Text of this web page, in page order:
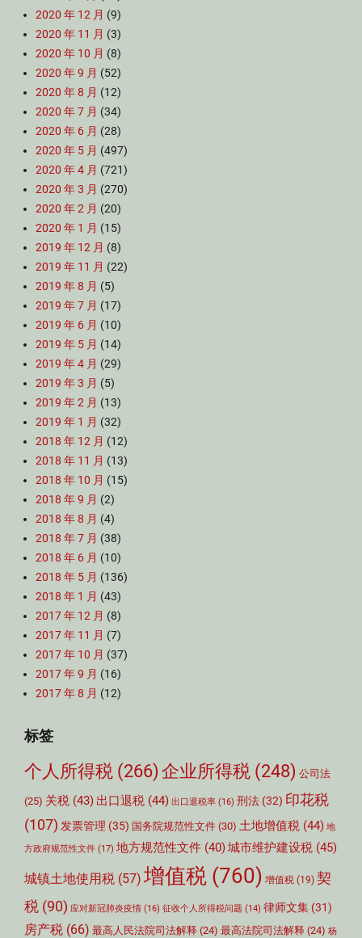
2020 年 12 月 (9)
2020 年 11 月 (3)
2020 年 10 月 (8)
2020 年 9 月 (52)
2020 年 8 月 (12)
2020 年 7 月 (34)
2020 年 6 月 (28)
2020 年 5 月 (497)
2020 年 4 月 (721)
2020 年 3 月 (270)
2020 年 2 月 (20)
2020 年 1 月 (15)
2019 年 12 月 (8)
2019 年 11 月 (22)
2019 年 8 月 (5)
2019 年 7 月 (17)
2019 年 6 月 (10)
2019 年 5 月 (14)
2019 年 4 月 (29)
2019 年 3 月 (5)
2019 年 2 月 (13)
2019 年 1 月 (32)
2018 年 12 月 (12)
2018 年 11 月 (13)
2018 年 10 月 (15)
2018 年 9 月 (2)
2018 年 8 月 (4)
2018 年 7 月 (38)
2018 年 6 月 (10)
2018 年 5 月 (136)
2018 年 1 月 (43)
2017 年 12 月 (8)
2017 年 11 月 (7)
2017 年 10 月 (37)
2017 年 9 月 (16)
2017 年 8 月 (12)
标签
个人所得税 (266) 企业所得税 (248) 公司法
(25) 关税 (43) 出口退税 (44) 出口退税率 (16) 刑法 (32) 印花税
(107) 发票管理 (35) 国务院规范性文件 (30) 土地增值税 (44) 地
方政府规范性文件 (17) 地方规范性文件 (40)城市维护建设税 (45)
城镇土地使用税 (57) 增值税 (760) 增值税 (19) 契
税 (90) 应对新冠肺炎疫情 (16) 征收个人所得税问题 (14) 律师文集 (31)
房产税 (66) 最高人民法院司法解释 (24) 最高法院司法解释 (24) 杨